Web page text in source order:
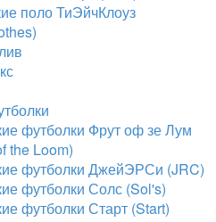
поло ТиЭйчКлоуз
футболки Фрут оф зе Лум
the Loom)
футболки ДжейЭРСи (JRC)
футболки Солс (Sol's)
футболки Старт (Start)